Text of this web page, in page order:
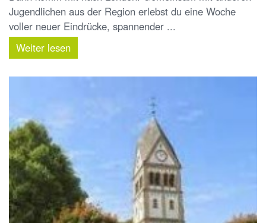
Jugendlichen aus der Region erlebst du eine Woche
voller neuer Eindrücke, spannender ...
Weiter lesen